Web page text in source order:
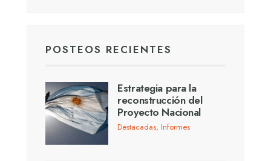
POSTEOS RECIENTES
Estrategia para la
reconstrucción del
Proyecto Nacional
Destacadas, Informes